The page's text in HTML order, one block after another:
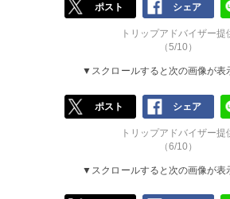
ポスト シェア
トリップアドバイザー提
（5/10）
▼スクロールすると次の画像が表
ポスト シェア
トリップアドバイザー提
（6/10）
▼スクロールすると次の画像が表